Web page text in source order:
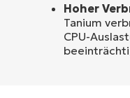
Hoher
Tanium
CPU-